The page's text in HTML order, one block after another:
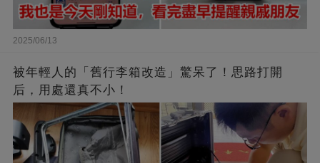
2025/06/13
被年輕人的「舊行李箱改造」驚呆了！思路打開
后，用處還真不小！